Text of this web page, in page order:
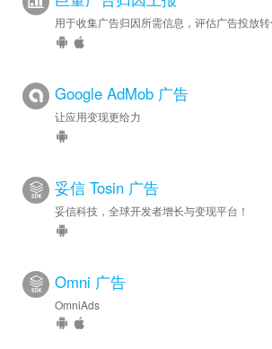
用于收集广告归因所需信息，评估广告投放转
Google AdMob 广告
让应用变现更给力
妥信 Tosin 广告
妥信科技，全球开发者增长与变现平台！
Omni 广告
OmniAds